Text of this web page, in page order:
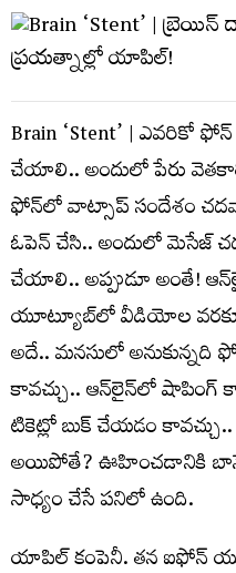
Brain ‘Stent’ |
చేయాలి.. అందులో పేరు
ఫోన్‌లో వాట్సాప్‌ సందేశం
ఓపెన్‌ చేసి.. అందులో మెసేజ్‌
చేయాలి.. అప్పుడూ అంతే!
యూట్యూబ్‌లో వీడియోల
అదే.. మనసులో అనుకున్నది
కావచ్చు.. ఆన్‌లైన్‌లో షాపింగ్‌
టికెట్లో బుక్‌ చేయడం
అయిపోతే? ఊహించడానికి
సాధ్యం చేసే పనిలో ఉంది.
యాపిల్‌ కంపెనీ. తన ఐఫోన్‌